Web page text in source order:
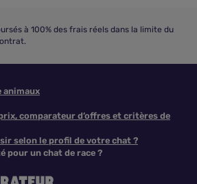
à 100% des frais réels dans la limite du
animaux
comparateur d’offres et critères de
selon le profil de votre chat ?
pour un chat de race ?